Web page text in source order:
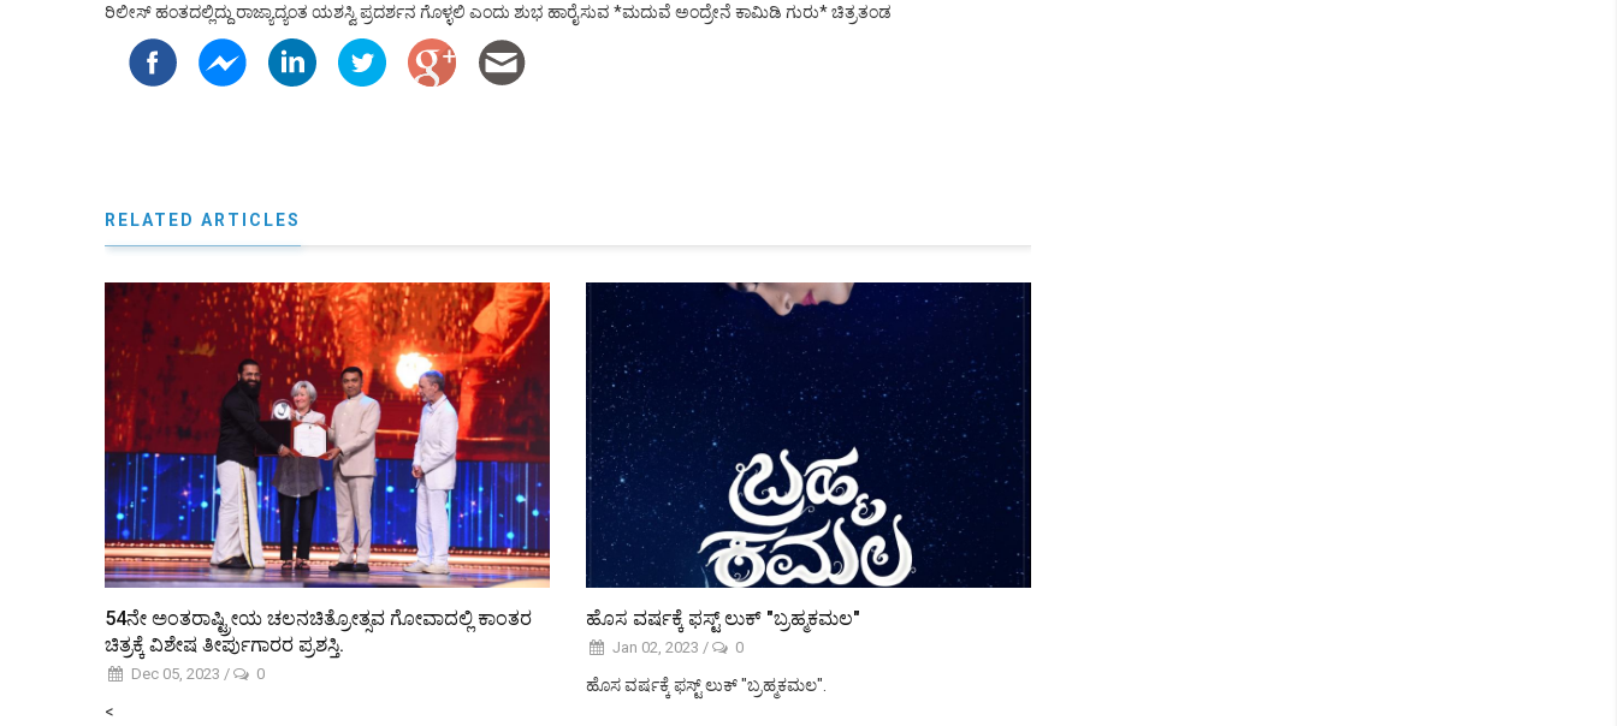
ರಿಲೀಸ್ ಹಂತದಲ್ಲಿದ್ದು ರಾಜ್ಯಾದ್ಯಂತ ಯಶಸ್ವಿ ಪ್ರದರ್ಶನ ಗೊಳ್ಳಲಿ ಎಂದು ಶುಭ ಹಾರೈಸುವ *ಮದುವೆ ಅಂದ್ರೇನೆ ಕಾಮಿಡಿ ಗುರು* ಚಿತ್ರತಂಡ
RELATED ARTICLES
54ನೇ ಅಂತರಾಷ್ಟ್ರೀಯ ಚಲನಚಿತ್ರೋತ್ಸವ ಗೋವಾದಲ್ಲಿ ಕಾಂತರ
ಚಿತ್ರಕ್ಕೆ ವಿಶೇಷ ತೀರ್ಪುಗಾರರ ಪ್ರಶಸ್ತಿ.
Dec 05, 2023 / 0
<
ಹೊಸ ವರ್ಷಕ್ಕೆ ಫಸ್ಟ್ ಲುಕ್ "ಬ್ರಹ್ಮಕಮಲ"
Jan 02, 2023 / 0
ಹೊಸ ವರ್ಷಕ್ಕೆ ಫಸ್ಟ್ ಲುಕ್ "ಬ್ರಹ್ಮಕಮಲ".